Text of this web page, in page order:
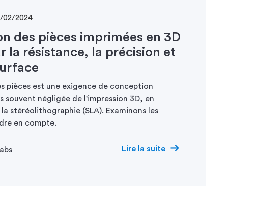
02/2024
des pièces imprimées en 3D
la résistance, la précision et
pièces est une exigence de conception
souvent négligée de l'impression 3D, en
stéréolithographie (SLA). Examinons les
en compte.
Lire la suite